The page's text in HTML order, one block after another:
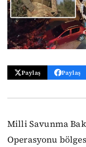
Paylaş Paylaş
Milli Savunma
Operasyonu